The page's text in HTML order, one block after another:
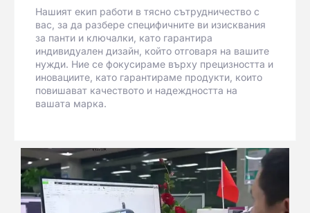
Нашият екип работи в тясно сътрудничество с
вас, за да разбере специфичните ви изисквания
за панти и ключалки, като гарантира
индивидуален дизайн, който отговаря на вашите
нужди. Ние се фокусираме върху прецизността и
иновациите, като гарантираме продукти, които
повишават качеството и надеждността на
вашата марка.